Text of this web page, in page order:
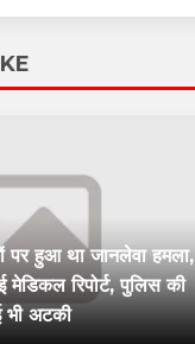
पर हुआ था जानलेवा हमला,
मेडिकल रिपोर्ट, पुलिस की
भी अटकी